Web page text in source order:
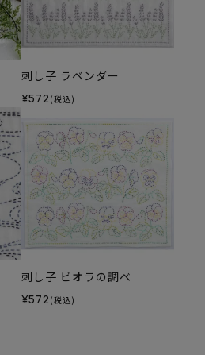
刺し子 ラベンダー
¥572 (税込)
刺し子 ビオラの調べ
¥572 (税込)